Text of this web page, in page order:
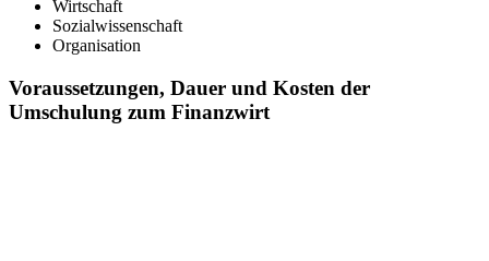
Wirtschaft
Sozialwissenschaft
Organisation
Voraussetzungen, Dauer und Kosten der
Umschulung zum Finanzwirt